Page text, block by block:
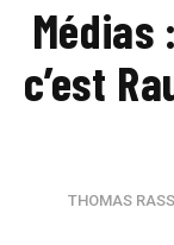
Médias
c’est
THOMAS